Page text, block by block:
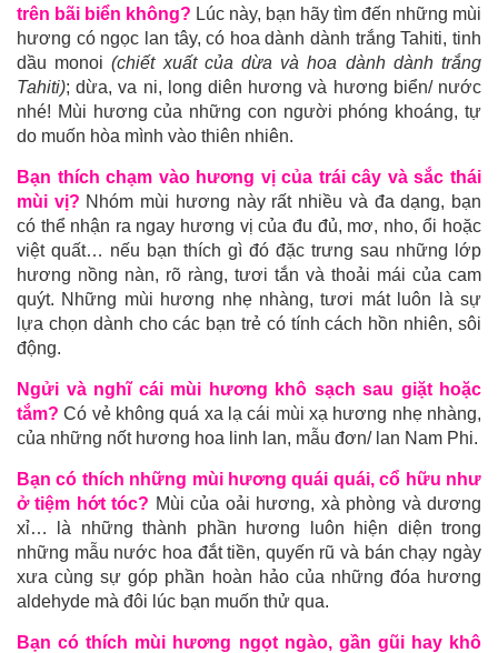
trên bãi biển không? Lúc này, bạn hãy tìm đến những mùi
hương có ngọc lan tây, có hoa dành dành trắng Tahiti, tinh
dầu monoi(chiết xuất của dừa và hoa dành dành trắng
Tahiti); dừa, va ni, long diên hương và hương biển/ nước
nhé! Mùi hương của những con người phóng khoáng, tự
do muốn hòa mình vào thiên nhiên.
Bạn thích chạm vào hương vị của trái cây và sắc thái
mùi vị? Nhóm mùi hương này rất nhiều và đa dạng, bạn
có thể nhận ra ngay hương vị của đu đủ, mơ, nho, ổi hoặc
việt quất… nếu bạn thích gì đó đặc trưng sau những lớp
hương nồng nàn, rõ ràng, tươi tắn và thoải mái của cam
quýt. Những mùi hương nhẹ nhàng, tươi mát luôn là sự
lựa chọn dành cho các bạn trẻ có tính cách hồn nhiên, sôi
động.
Ngửi và nghĩ cái mùi hương khô sạch sau giặt hoặc
tắm? Có vẻ không quá xa lạ cái mùi xạ hương nhẹ nhàng,
của những nốt hương hoa linh lan, mẫu đơn/ lan Nam Phi.
Bạn có thích những mùi hương quái quái, cổ hữu như
ở tiệm hớt tóc? Mùi của oải hương, xà phòng và dương
xỉ… là những thành phần hương luôn hiện diện trong
những mẫu nước hoa đắt tiền, quyến rũ và bán chạy ngày
xưa cùng sự góp phần hoàn hảo của những đóa hương
aldehyde mà đôi lúc bạn muốn thử qua.
Bạn có thích mùi hương ngọt ngào, gần gũi hay khô